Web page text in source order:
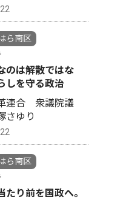
ら南区
のは解散ではな
しを守る政治
連合 衆議院議
ゆり
ら南区
たり前を国政へ。